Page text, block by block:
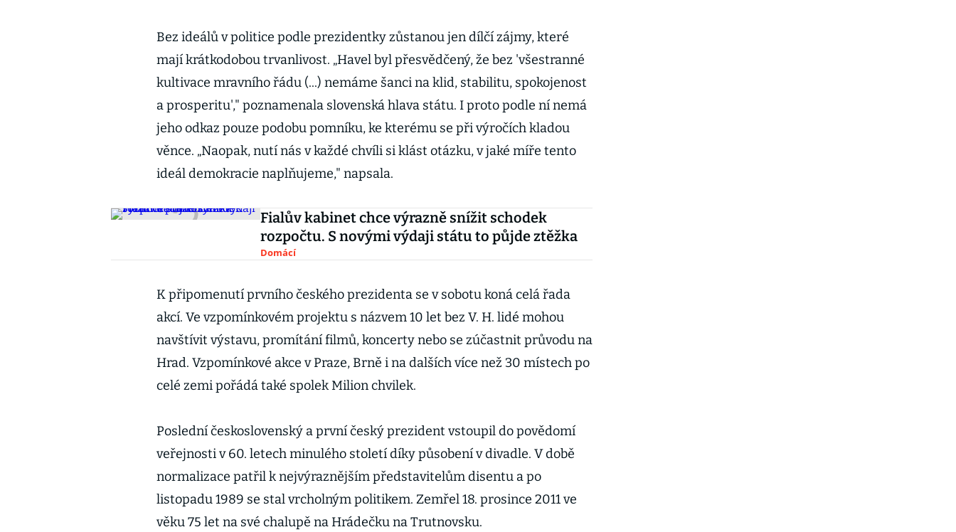
Bez ideálů v politice podle prezidentky zůstanou jen dílčí zájmy, které
mají krátkodobou trvanlivost. „Havel byl přesvědčený, že bez 'všestranné
kultivace mravního řádu (...) nemáme šanci na klid, stabilitu, spokojenost
a prosperitu'," poznamenala slovenská hlava státu. I proto podle ní nemá
jeho odkaz pouze podobu pomníku, ke kterému se při výročích kladou
věnce. „Naopak, nutí nás v každé chvíli si klást otázku, v jaké míře tento
ideál demokracie naplňujeme," napsala.
Fialův kabinet chce výrazně snížit schodek
rozpočtu. S novými výdaji státu to půjde ztěžka
Domácí
K připomenutí prvního českého prezidenta se v sobotu koná celá řada
akcí. Ve vzpomínkovém projektu s názvem 10 let bez V. H. lidé mohou
navštívit výstavu, promítání filmů, koncerty nebo se zúčastnit průvodu na
Hrad. Vzpomínkové akce v Praze, Brně i na dalších více než 30 místech po
celé zemi pořádá také spolek Milion chvilek.
Poslední československý a první český prezident vstoupil do povědomí
veřejnosti v 60. letech minulého století díky působení v divadle. V době
normalizace patřil k nejvýraznějším představitelům disentu a po
listopadu 1989 se stal vrcholným politikem. Zemřel 18. prosince 2011 ve
věku 75 let na své chalupě na Hrádečku na Trutnovsku.